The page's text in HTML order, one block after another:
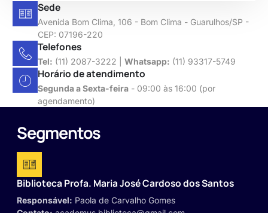
Segmentos
Biblioteca Profa. Maria José Cardoso dos Santos
Responsável: Paola de Carvalho Gomes
Sede
Avenida Bom Clima, 106 - Bom Clima - Guarulhos/SP -
CEP: 07196-220
Telefones
Tel: (11) 2087-3222 | Whatsapp: (11) 93317-5749
Horário de atendimento
Segunda a Sexta-feira - 09:00 às 16:00 (por
agendamento)